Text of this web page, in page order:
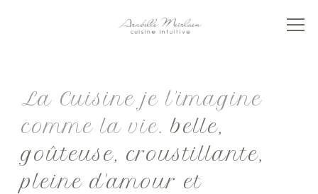
La Cuisine je l'imagine
comme la vie.belle,
goûteuse, croustillante,
pleine d'amour et